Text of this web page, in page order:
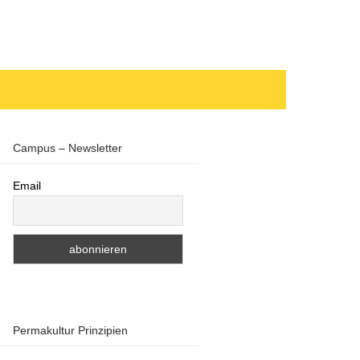
Campus – Newsletter
Email
Permakultur Prinzipien